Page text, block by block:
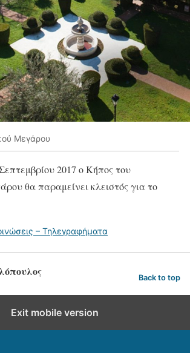
Μεγάρου
2017 ο Κήπος του
θα παραμείνει κλειστός για το
– Τηλεγραφήματα
Back to top
Exit mobile version